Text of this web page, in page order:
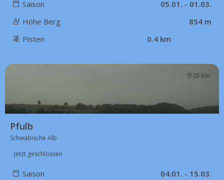
Saison
05.01. - 01.03.
Höhe Berg
854 m
Pisten
0.4 km
25 km
Pfulb
Schwäbische Alb
Jetzt geschlossen
Saison
04.01. - 15.03.